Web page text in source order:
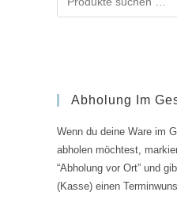
Abholung Im
Wenn du deine Ware im
abholen möchtest,
“Abholung vor Ort” und
(Kasse) einen